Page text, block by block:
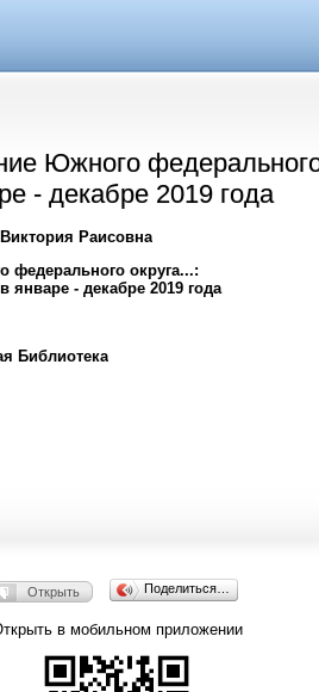
Южного
- декабре 2019 года
Раисовна
федерального округа...:
- декабре 2019 года
Библиотека
Открыть Поделиться…
в мобильном приложении